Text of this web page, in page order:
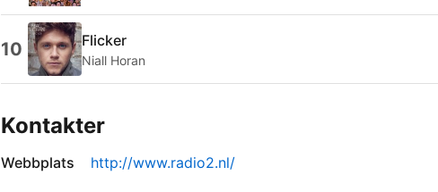
10 Flicker
Niall Horan
Kontakter
Webbplats http://www.radio2.nl/